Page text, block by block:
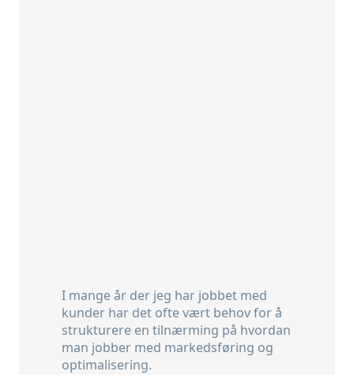
I mange år der jeg har jobbet med
kunder har det ofte vært behov for å
strukturere en tilnærming på hvordan
man jobber med markedsføring og
optimalisering.